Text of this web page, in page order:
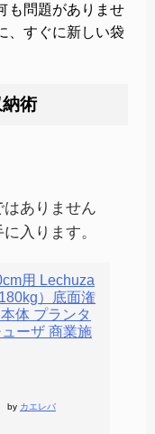
も問題がありませ
、すぐに新しい袋
術
ありません
入ります。
用 Lechuza
）底面潅
体 プランタ
ーザ 商業施
by カエレバ